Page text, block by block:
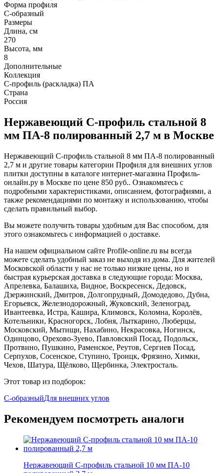
Форма профиля
С-образный
Размеры
Длина, см
270
Высота, мм
8
Дополнительные
Коллекция
С-профиль (раскладка) ПА
Страна
Россия
Нержавеющий С-профиль стальной 8
мм ПА-8 полированный 2,7 м в Москве
Нержавеющий С-профиль стальной 8 мм ПА-8 полированный
2,7 м и другие товары категории Профиля для внешних углов
плитки доступны в каталоге интернет-магазина Профиль-
онлайн.ру в Москве по цене 850 руб.. Ознакомьтесь с
подробными характеристиками, описанием, фотографиями, а
также рекомендациями по монтажу и использованию, чтобы
сделать правильный выбор.
Вы можете получить товары удобным для Вас способом, для
этого ознакомьтесь с информацией о доставке.
На нашем официальном сайте Profile-online.ru вы всегда
можете сделать удобный заказ не выходя из дома. Для жителей
Московской области у нас не только низкие цены, но и
быстрая курьерская доставка в следующие города: Москва,
Апрелевка, Балашиха, Видное, Воскресенск, Дедовск,
Дзержинский, Дмитров, Долгопрудный, Домодедово, Дубна,
Егорьевск, Железнодорожный, Жуковский, Зеленоград,
Ивантеевка, Истра, Кашира, Климовск, Коломна, Королёв,
Котельники, Красногорск, Лобня, Лыткарино, Люберцы,
Московский, Мытищи, Нахабино, Некрасовка, Ногинск,
Одинцово, Орехово-Зуево, Павловский Посад, Подольск,
Протвино, Пушкино, Раменское, Реутов, Сергиев Посад,
Серпухов, Сосенское, Ступино, Троицк, Фрязино, Химки,
Чехов, Шатура, Щёлково, Щербинка, Электросталь.
Этот товар из подборок:
С-образныйДля внешних углов
Рекомендуем посмотреть аналоги
Нержавеющий С-профиль стальной 10 мм ПА-10